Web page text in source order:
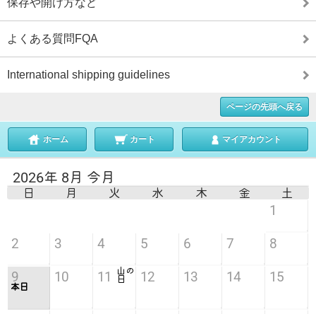
保存や開け方など
よくある質問FQA
International shipping guidelines
ページの先頭へ戻る
ホーム カート マイアカウント